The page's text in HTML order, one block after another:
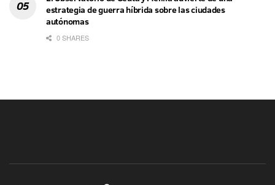
estrategia de guerra híbrida sobre las ciudades
autónomas
0 SHARES